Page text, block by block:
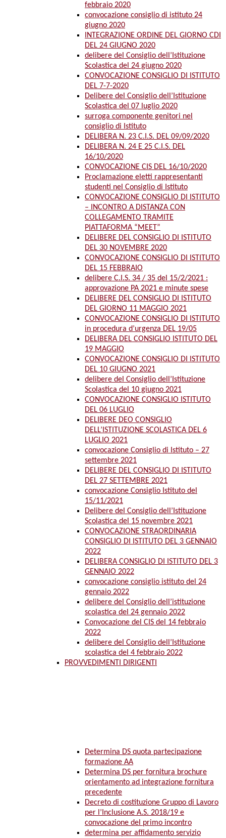
febbraio 2020
convocazione consiglio di istituto 24
giugno 2020
INTEGRAZIONE ORDINE DEL GIORNO CDI
DEL 24 GIUGNO 2020
delibere del Consiglio dell’Istituzione
Scolastica del 24 giugno 2020
CONVOCAZIONE CONSIGLIO DI ISTITUTO
DEL 7-7-2020
Delibere del Consiglio dell’Istituzione
Scolastica del 07 luglio 2020
surroga componente genitori nel
consiglio di Istituto
DELIBERA N. 23 C.I.S. DEL 09/09/2020
DELIBERA N. 24 E 25 C.I.S. DEL
16/10/2020
CONVOCAZIONE CIS DEL 16/10/2020
Proclamazione eletti rappresentanti
studenti nel Consiglio di Istituto
CONVOCAZIONE CONSIGLIO DI ISTITUTO
– INCONTRO A DISTANZA CON
COLLEGAMENTO TRAMITE
PIATTAFORMA “MEET”
DELIBERE DEL CONSIGLIO DI ISTITUTO
DEL 30 NOVEMBRE 2020
CONVOCAZIONE CONSIGLIO DI ISTITUTO
DEL 15 FEBBRAIO
delibere C.I.S. 34 / 35 del 15/2/2021 :
approvazione PA 2021 e minute spese
DELIBERE DEL CONSIGLIO DI ISTITUTO
DEL GIORNO 11 MAGGIO 2021
CONVOCAZIONE CONSIGLIO DI ISTITUTO
in procedura d’urgenza DEL 19/05
DELIBERA DEL CONSIGLIO ISTITUTO DEL
19 MAGGIO
CONVOCAZIONE CONSIGLIO DI ISTITUTO
DEL 10 GIUGNO 2021
delibere del Consiglio dell’Istituzione
Scolastica del 10 giugno 2021
CONVOCAZIONE CONSIGLIO ISTITUTO
DEL 06 LUGLIO
DELIBERE DEO CONSIGLIO
DELL’ISTITUZIONE SCOLASTICA DEL 6
LUGLIO 2021
convocazione Consiglio di Istituto – 27
settembre 2021
DELIBERE DEL CONSIGLIO DI ISTITUTO
DEL 27 SETTEMBRE 2021
convocazione Consiglio Istituto del
15/11/2021
Delibere del Consiglio dell’Istituzione
Scolastica del 15 novembre 2021
CONVOCAZIONE STRAORDINARIA
CONSIGLIO DI ISTITUTO DEL 3 GENNAIO
2022
DELIBERA CONSIGLIO DI ISTITUTO DEL 3
GENNAIO 2022
convocazione consiglio istituto del 24
gennaio 2022
delibere del Consiglio dell’istituzione
scolastica del 24 gennaio 2022
Convocazione del CIS del 14 febbraio
2022
delibere del Consiglio dell’Istituzione
scolastica del 4 febbraio 2022
PROVVEDIMENTI DIRIGENTI
Determina DS quota partecipazione
formazione AA
Determina DS per fornitura brochure
orientamento ad integrazione fornitura
precedente
Decreto di costituzione Gruppo di Lavoro
per l’Inclusione A.S. 2018/19 e
convocazione del primo incontro
determina per affidamento servizio